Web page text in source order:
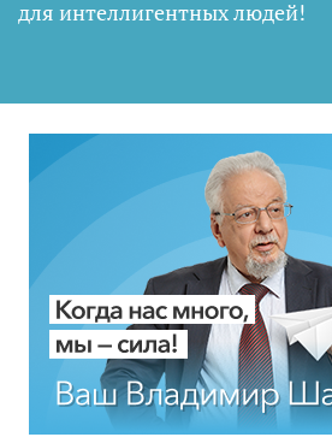
для интеллигентных людей!